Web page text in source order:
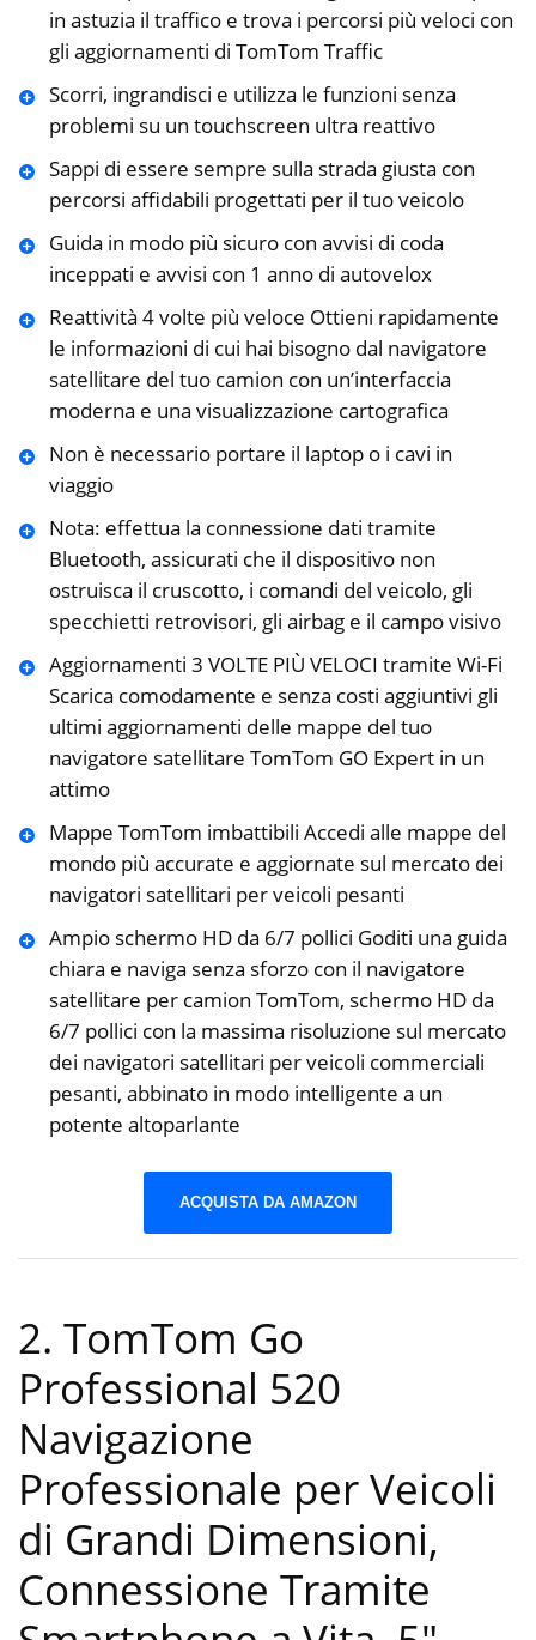
in astuzia il traffico e trova i percorsi più veloci con
gli aggiornamenti di TomTom Traffic
Scorri, ingrandisci e utilizza le funzioni senza
problemi su un touchscreen ultra reattivo
Sappi di essere sempre sulla strada giusta con
percorsi affidabili progettati per il tuo veicolo
Guida in modo più sicuro con avvisi di coda
inceppati e avvisi con 1 anno di autovelox
Reattività 4 volte più veloce Ottieni rapidamente
le informazioni di cui hai bisogno dal navigatore
satellitare del tuo camion con un’interfaccia
moderna e una visualizzazione cartografica
Non è necessario portare il laptop o i cavi in
viaggio
Nota: effettua la connessione dati tramite
Bluetooth, assicurati che il dispositivo non
ostruisca il cruscotto, i comandi del veicolo, gli
specchietti retrovisori, gli airbag e il campo visivo
Aggiornamenti 3 VOLTE PIÙ VELOCI tramite Wi-Fi
Scarica comodamente e senza costi aggiuntivi gli
ultimi aggiornamenti delle mappe del tuo
navigatore satellitare TomTom GO Expert in un
attimo
Mappe TomTom imbattibili Accedi alle mappe del
mondo più accurate e aggiornate sul mercato dei
navigatori satellitari per veicoli pesanti
Ampio schermo HD da 6/7 pollici Goditi una guida
chiara e naviga senza sforzo con il navigatore
satellitare per camion TomTom, schermo HD da
6/7 pollici con la massima risoluzione sul mercato
dei navigatori satellitari per veicoli commerciali
pesanti, abbinato in modo intelligente a un
potente altoparlante
ACQUISTA DA AMAZON
2. TomTom Go
Professional 520
Navigazione
Professionale per Veicoli
di Grandi Dimensioni,
Connessione Tramite